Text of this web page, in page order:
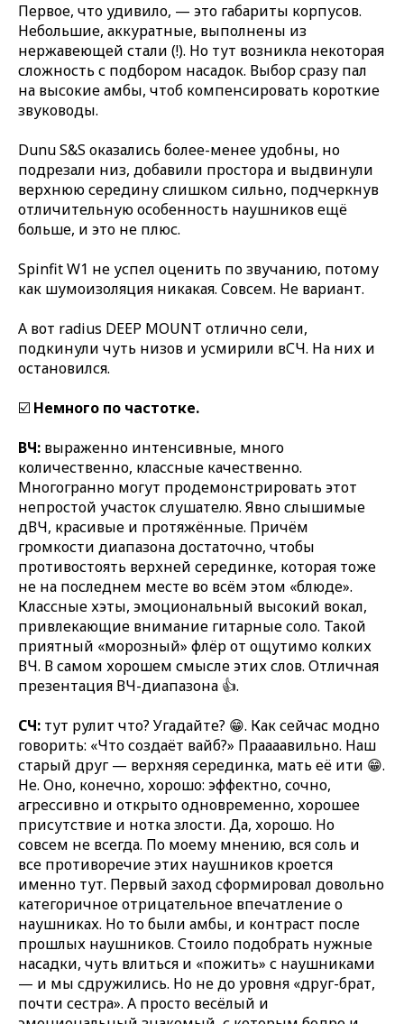
Первое, что удивило, — это габариты корпусов.
Небольшие, аккуратные, выполнены из
нержавеющей стали (!). Но тут возникла некоторая
сложность с подбором насадок. Выбор сразу пал
на высокие амбы, чтоб компенсировать короткие
звуководы.
Dunu S&S оказались более-менее удобны, но
подрезали низ, добавили простора и выдвинули
верхнюю середину слишком сильно, подчеркнув
отличительную особенность наушников ещё
больше, и это не плюс.
Spinfit W1 не успел оценить по звучанию, потому
как шумоизоляция никакая. Совсем. Не вариант.
А вот radius DEEP MOUNT отлично сели,
подкинули чуть низов и усмирили вСЧ. На них и
остановился.
☑️ Немного по частотке.
ВЧ: выраженно интенсивные, много
количественно, классные качественно.
Многогранно могут продемонстрировать этот
непростой участок слушателю. Явно слышимые
дВЧ, красивые и протяжённые. Причём
громкости диапазона достаточно, чтобы
противостоять верхней серединке, которая тоже
не на последнем месте во всём этом «блюде».
Классные хэты, эмоциональный высокий вокал,
привлекающие внимание гитарные соло. Такой
приятный «морозный» флёр от ощутимо колких
ВЧ. В самом хорошем смысле этих слов. Отличная
презентация ВЧ-диапазона 👍.
СЧ: тут рулит что? Угадайте? 😁. Как сейчас модно
говорить: «Что создаёт вайб?» Праааавильно. Наш
старый друг — верхняя серединка, мать её ити 😁.
Не. Оно, конечно, хорошо: эффектно, сочно,
агрессивно и открыто одновременно, хорошее
присутствие и нотка злости. Да, хорошо. Но
совсем не всегда. По моему мнению, вся соль и
все противоречие этих наушников кроется
именно тут. Первый заход сформировал довольно
категоричное отрицательное впечатление о
наушниках. Но то были амбы, и контраст после
прошлых наушников. Стоило подобрать нужные
насадки, чуть влиться и «пожить» с наушниками
— и мы сдружились. Но не до уровня «друг-брат,
почти сестра». А просто весёлый и